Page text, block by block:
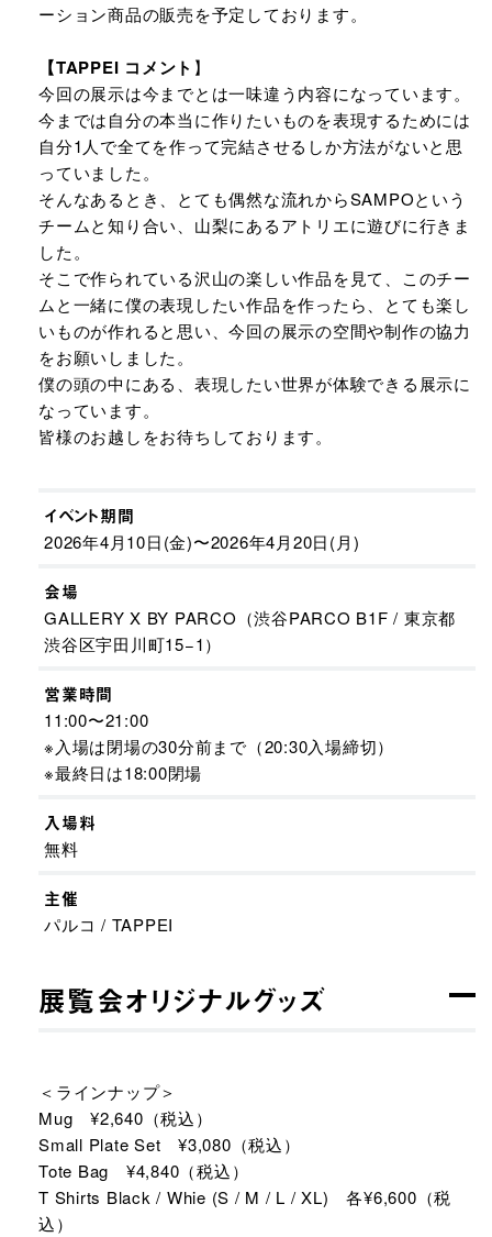
ーション商品の販売を予定しております。
【TAPPEI コメント 】
今回の展示は今までとは一味違う内容になっています。
今までは自分の本当に作りたいものを表現するためには
自分1人で全てを作って完結させるしか方法がないと思
っていました。
そんなあるとき、とても偶然な流れからSAMPOという
チームと知り合い、山梨にあるアトリエに遊びに行きま
した。
そこで作られている沢山の楽しい作品を見て、このチー
ムと一緒に僕の表現したい作品を作ったら、とても楽し
いものが作れると思い、今回の展示の空間や制作の協力
をお願いしました。
僕の頭の中にある、表現したい世界が体験できる展示に
なっています。
皆様のお越しをお待ちしております。
イベント期間
2026年4月10日(金)〜2026年4月20日(月)
会場
GALLERY X BY PARCO（渋谷PARCO B1F / 東京都
渋谷区宇田川町15−1）
営業時間
11:00〜21:00
※入場は閉場の30分前まで（20:30入場締切）
※最終日は18:00閉場​
入場料
無料
主催
パルコ / TAPPEI
展覧会オリジナルグッズ
＜ラインナップ＞
Mug ¥2,640（税込）
Small Plate Set ¥3,080（税込）
Tote Bag ¥4,840（税込）
T Shirts Black / Whie (S / M / L / XL) 各¥6,600（税
込）